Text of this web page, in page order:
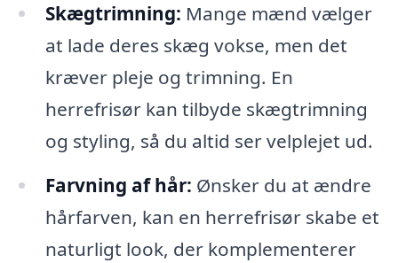
Skægtrimning: Mange mænd vælger
at lade deres skæg vokse, men det
kræver pleje og trimning. En
herrefrisør kan tilbyde skægtrimning
og styling, så du altid ser velplejet ud.
Farvning af hår: Ønsker du at ændre
hårfarven, kan en herrefrisør skabe et
naturligt look, der komplementerer